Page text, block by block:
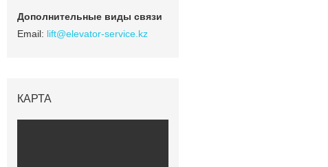
lift@elevator-service.kz
КАРТА